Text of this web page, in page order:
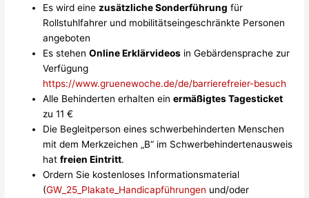
Es wird eine zusätzliche Sonderführung für
Rollstuhlfahrer und mobilitätseingeschränkte Personen
angeboten
Es stehenOnline Erklärvideos in Gebärdensprache zur
Verfügung
https://www.gruenewoche.de/de/barrierefreier-besuch
Alle Behinderten erhalten einermäßigtes Tagesticket
zu 11 €
Die Begleitperson eines schwerbehinderten Menschen
mit dem Merkzeichen „B“ im Schwerbehindertenausweis
hatfreien Eintritt.
Ordern Sie kostenloses Informationsmaterial
(GW_25_Plakate_Handicapführungen und/oder